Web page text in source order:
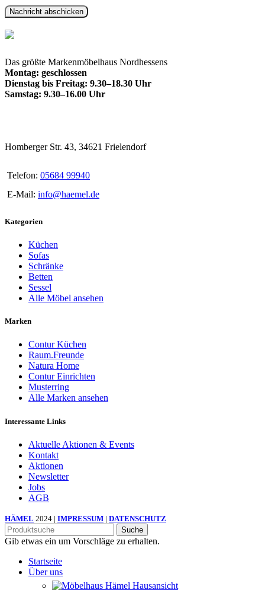
Das größte Markenmöbelhaus Nordhessens
Montag: geschlossen
Dienstag bis Freitag: 9.30–18.30 Uhr
Samstag: 9.30–16.00 Uhr
Homberger Str. 43, 34621 Frielendorf
Telefon: 05684 99940
E-Mail: info@haemel.de
Kategorien
Küchen
Sofas
Schränke
Betten
Sessel
Alle Möbel ansehen
Marken
Contur Küchen
Raum.Freunde
Natura Home
Contur Einrichten
Musterring
Alle Marken ansehen
Interessante Links
Aktuelle Aktionen & Events
Kontakt
Aktionen
Newsletter
Jobs
AGB
HÄMEL 2024 | IMPRESSUM | DATENSCHUTZ
Suche
Gib etwas ein um Vorschläge zu erhalten.
Startseite
Über uns